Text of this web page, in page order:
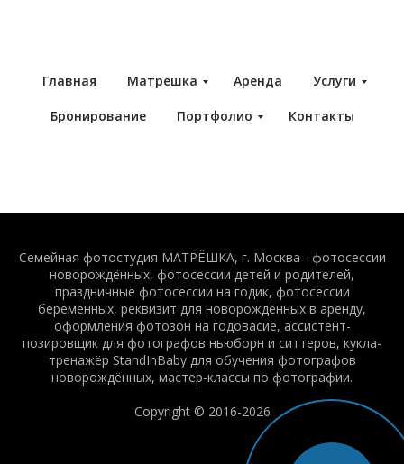
Главная Матрёшка Аренда Услуги
Бронирование Портфолио Контакты
Семейная фотостудия МАТРЁШКА, г. Москва - фотосессии
новорождённых, фотосессии детей и родителей,
праздничные фотосессии на годик, фотосессии
беременных, реквизит для новорождённых в аренду,
оформления фотозон на годовасие, ассистент-
позировщик для фотографов ньюборн и ситтеров, кукла-
тренажёр StandInBaby для обучения фотографов
новорождённых, мастер-классы по фотографии.
Copyright © 2016-2026